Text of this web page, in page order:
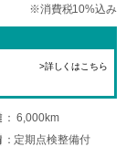
※消費税10%込み
>詳しくはこちら
6,000km
定期点検整備付